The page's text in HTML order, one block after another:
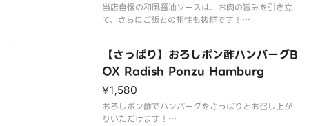
当店自慢の和風醤油ソースは、お肉の旨みを引き立
て、さらにご飯との相性も抜群です！
ライスは大盛無料でご用意しております。
【商品内容】
粗挽きハンバーグ
添え野菜
【さっぱり】おろしポン酢ハンバーグB
OX Radish Ponzu Hamburg
¥1,580
おろしポン酢でハンバーグをさっぱりとお召し上が
りいただけます！